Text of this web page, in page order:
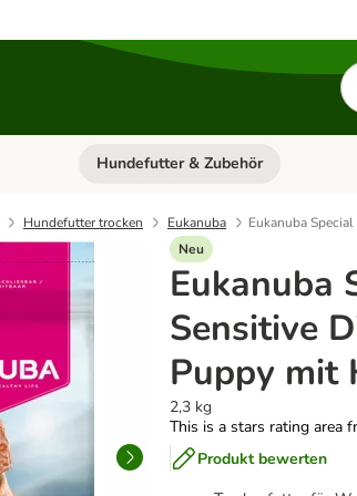
Kategorie-Menü öffnen: Katzenfutter &
Hundefutter & Zubehör
Hundefutter trocken Eukanuba
Eukanuba
Neu
Eukanuba
Sensitive
Puppy mit
2,3 kg
This is a stars rating area
Produkt bewerten